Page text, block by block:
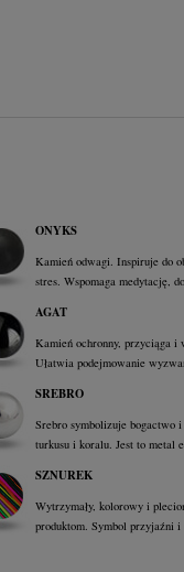
ONYKS
Kamień odwagi. Inspiruje do
stres. Wspomaga medytację,
AGAT
Kamień ochronny, przyciąga i
Ułatwia podejmowanie
SREBRO
Srebro symbolizuje bogactwo
turkusu i koralu. Jest to metal
SZNUREK
Wytrzymały, kolorowy i
produktom. Symbol przyjaźni